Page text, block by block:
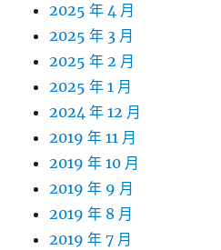
2025 年 4 月
2025 年 3 月
2025 年 2 月
2025 年 1 月
2024 年 12 月
2019 年 11 月
2019 年 10 月
2019 年 9 月
2019 年 8 月
2019 年 7 月